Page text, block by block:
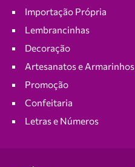
Importação Própria
Lembrancinhas
Decoração
Artesanatos e Armarinhos
Promoção
Confeitaria
Letras e Números